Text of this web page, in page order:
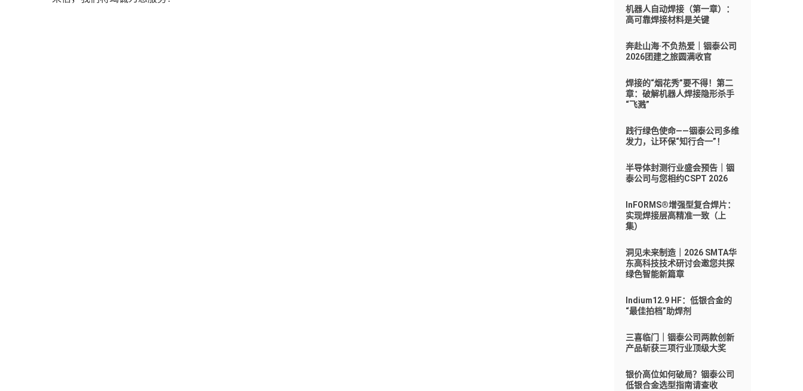
机器人自动焊接（第一章）：
高可靠焊接材料是关键
奔赴山海·不负热爱｜铟泰公司
2026团建之旅圆满收官
焊接的“烟花秀”要不得！第二
章：破解机器人焊接隐形杀手
“飞溅”
践行绿色使命——铟泰公司多维
发力，让环保“知行合一”！
半导体封测行业盛会预告｜铟
泰公司与您相约CSPT 2026
InFORMS®增强型复合焊片：
实现焊接层高精准一致（上
集）
洞见未来制造｜2026 SMTA华
东高科技技术研讨会邀您共探
绿色智能新篇章
Indium12.9 HF：低银合金的
“最佳拍档”助焊剂
三喜临门｜铟泰公司两款创新
产品斩获三项行业顶级大奖
银价高位如何破局？铟泰公司
低银合金选型指南请查收